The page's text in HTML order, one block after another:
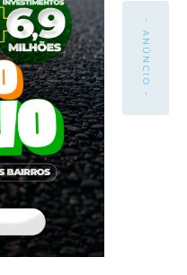
- ANÚNCIO -